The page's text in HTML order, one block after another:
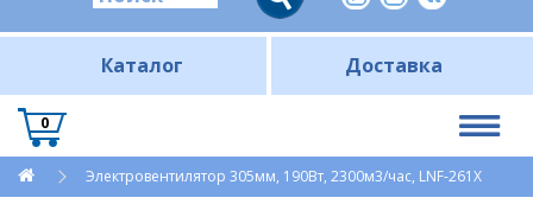
Каталог Доставка
0
Электровентилятор 305мм, 190Вт, 2300м3/час, LNF-261X